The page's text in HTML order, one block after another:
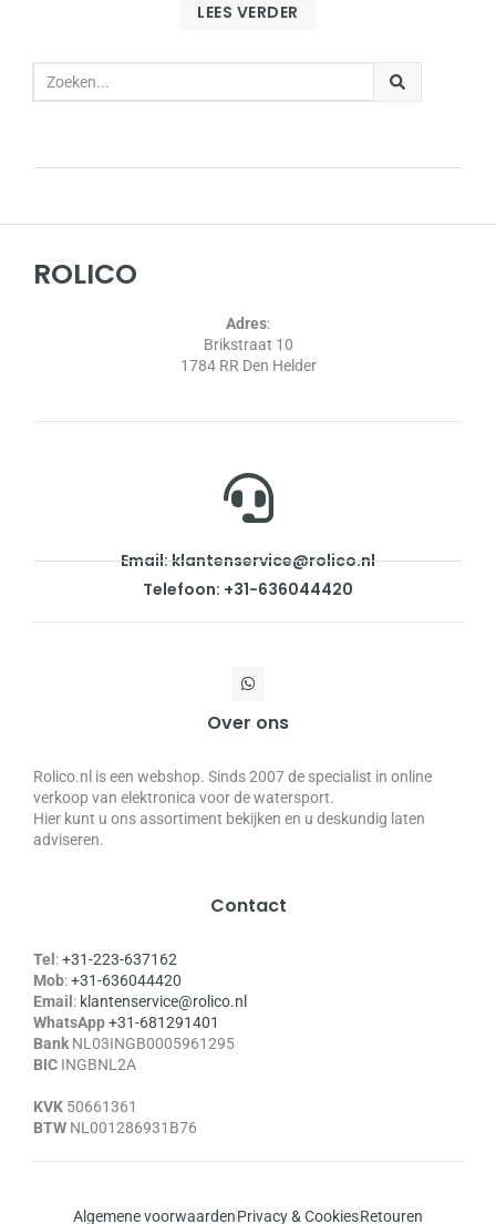
LEES VERDER
ROLICO
Adres:
Brikstraat 10
1784 RR Den Helder
Email: klantenservice@rolico.nl
Telefoon: +31-636044420
Over ons
Rolico.nl is een webshop. Sinds 2007 de specialist in online
verkoop van elektronica voor de watersport.
Hier kunt u ons assortiment bekijken en u deskundig laten
adviseren.
Contact
Tel :+31-223-637162
Mob:+31-636044420
Email : klantenservice@rolico.nl
WhatsApp+31-681291401
Bank NL03INGB0005961295
BIC INGBNL2A
KVK 50661361
BTW NL001286931B76
Algemene voorwaardenPrivacy & CookiesRetouren